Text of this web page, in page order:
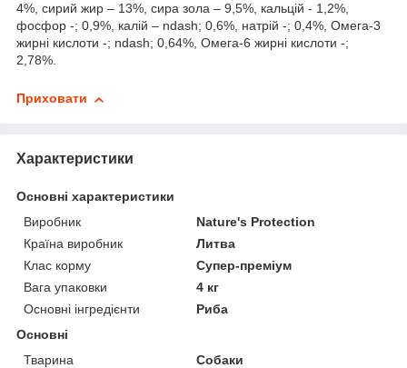
4%, сирий жир – 13%, сира зола – 9,5%, кальцій - 1,2%,
фосфор -; 0,9%, калій – ndash; 0,6%, натрій -; 0,4%, Омега-3
жирні кислоти -; ndash; 0,64%, Омега-6 жирні кислоти -;
2,78%.
Приховати
Характеристики
Основні характеристики
Виробник
Nature's Protection
Країна виробник
Литва
Клас корму
Супер-преміум
Вага упаковки
4 кг
Основні інгредієнти
Риба
Основні
Тварина
Собаки